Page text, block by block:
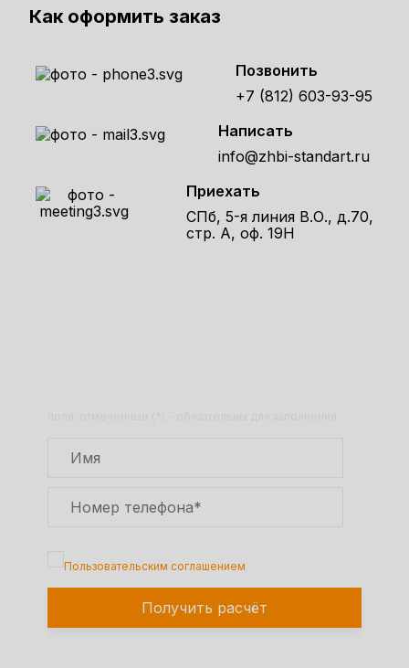
Как оформить заказ
Позвонить
+7 (812) 603-93-95
Написать
info@zhbi-standart.ru
Приехать
СПб, 5-я линия В.О., д.70,
стр. А, оф. 19Н
Пользовательским соглашением
Получить расчёт